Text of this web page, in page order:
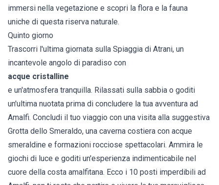
immersi nella vegetazione e scopri la flora e la fauna
uniche di questa riserva naturale.
Quinto giorno
Trascorri l'ultima giornata sulla Spiaggia di Atrani, un
incantevole angolo di paradiso con
acque cristalline
e un'atmosfera tranquilla. Rilassati sulla sabbia o goditi
un'ultima nuotata prima di concludere la tua avventura ad
Amalfi. Concludi il tuo viaggio con una visita alla suggestiva
Grotta dello Smeraldo, una caverna costiera con acque
smeraldine e formazioni rocciose spettacolari. Ammira le
giochi di luce e goditi un'esperienza indimenticabile nel
cuore della costa amalfitana. Ecco i 10 posti imperdibili ad